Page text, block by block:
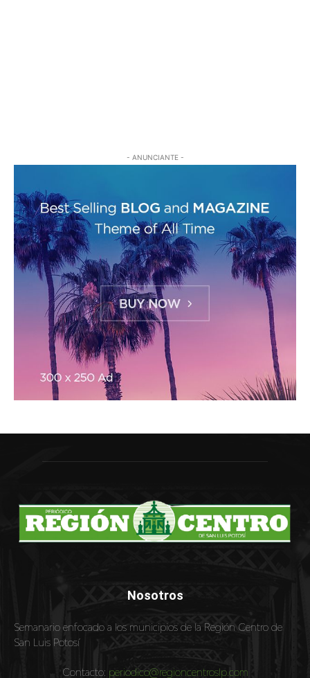
- ANUNCIANTE -
Nosotros
Semanario enfocado a los municipios de la Región Centro de
San Luis Potosí
Contacto: periodico@regioncentroslp.com